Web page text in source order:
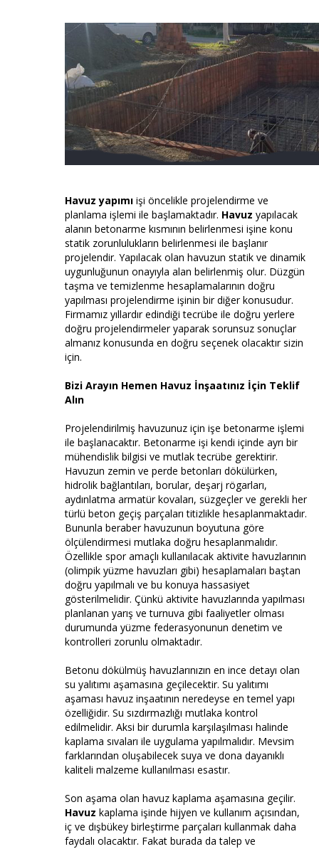
Havuz yapımı işi öncelikle projelendirme ve
planlama işlemi ile başlamaktadır. Havuz yapılacak
alanın betonarme kısmının belirlenmesi işine konu
statik zorunlulukların belirlenmesi ile başlanır
projelendir. Yapılacak olan havuzun statik ve dinamik
uygunluğunun onayıyla alan belirlenmiş olur. Düzgün
taşma ve temizlenme hesaplamalarının doğru
yapılması projelendirme işinin bir diğer konusudur.
Firmamız yıllardır edindiği tecrübe ile doğru yerlere
doğru projelendirmeler yaparak sorunsuz sonuçlar
almanız konusunda en doğru seçenek olacaktır sizin
için.
Bizi Arayın Hemen Havuz İnşaatınız İçin Teklif
Alın
Projelendirilmiş havuzunuz için işe betonarme işlemi
ile başlanacaktır. Betonarme işi kendi içinde ayrı bir
mühendislik bilgisi ve mutlak tecrübe gerektirir.
Havuzun zemin ve perde betonları dökülürken,
hidrolik bağlantıları, borular, deşarj rögarları,
aydınlatma armatür kovaları, süzgeçler ve gerekli her
türlü beton geçiş parçaları titizlikle hesaplanmaktadır.
Bununla beraber havuzunun boyutuna göre
ölçülendirmesi mutlaka doğru hesaplanmalıdır.
Özellikle spor amaçlı kullanılacak aktivite havuzlarının
(olimpik yüzme havuzları gibi) hesaplamaları baştan
doğru yapılmalı ve bu konuya hassasiyet
gösterilmelidir. Çünkü aktivite havuzlarında yapılması
planlanan yarış ve turnuva gibi faaliyetler olması
durumunda yüzme federasyonunun denetim ve
kontrolleri zorunlu olmaktadır.
Betonu dökülmüş havuzlarınızın en ince detayı olan
su yalıtımı aşamasına geçilecektir. Su yalıtımı
aşaması havuz inşaatının neredeyse en temel yapı
özelliğidir. Su sızdırmazlığı mutlaka kontrol
edilmelidir. Aksi bir durumla karşılaşılması halinde
kaplama sıvaları ile uygulama yapılmalıdır. Mevsim
farklarından oluşabilecek suya ve dona dayanıklı
kaliteli malzeme kullanılması esastır.
Son aşama olan havuz kaplama aşamasına geçilir.
Havuz kaplama işinde hijyen ve kullanım açısından,
iç ve dışbükey birleştirme parçaları kullanmak daha
faydalı olacaktır. Fakat burada da talep ve